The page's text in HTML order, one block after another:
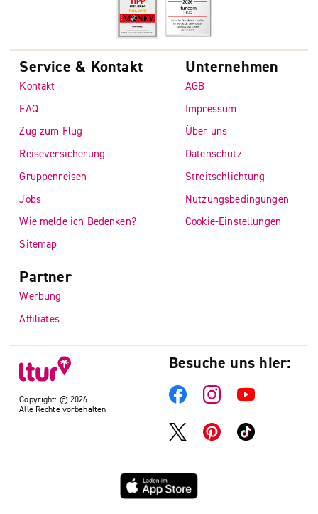
Copyright: © 2026
Alle Rechte vorbehalten
Service & Kontakt
Kontakt
FAQ
Zug zum Flug
Reiseversicherung
Gruppenreisen
Jobs
Wie melde ich Bedenken?
Sitemap
Unternehmen
AGB
Impressum
Über uns
Datenschutz
Streitschlichtung
Nutzungsbedingungen
Cookie-Einstellungen
Partner
Werbung
Affiliates
Besuche uns hier: